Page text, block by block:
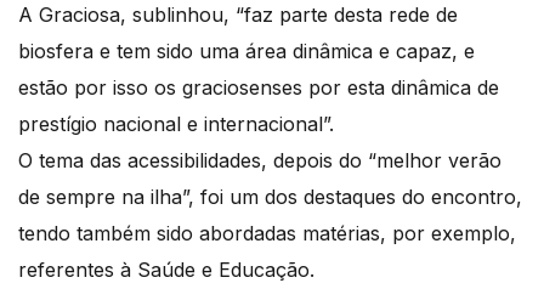
A Graciosa, sublinhou, “faz parte desta rede de
biosfera e tem sido uma área dinâmica e capaz, e
estão por isso os graciosenses por esta dinâmica de
prestígio nacional e internacional”.
O tema das acessibilidades, depois do “melhor verão
de sempre na ilha”, foi um dos destaques do encontro,
tendo também sido abordadas matérias, por exemplo,
referentes à Saúde e Educação.